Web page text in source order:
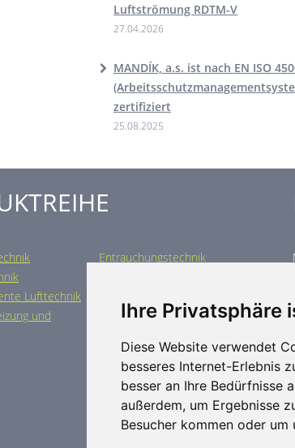
Ihre Privatsphäre
Diese Website verwendet
besseres Internet-Erlebnis
besser an Ihre Bedürfnisse
außerdem, um Ergebnisse
Besucher kommen oder
Luftströmung RDTM-V
27.04.2026
MANDÍK, a.s. ist nach EN ISO
zertifiziert
25.08.2025
Entrauchungstechnik
Lufttechnik
und
Spezielle Anwendungen